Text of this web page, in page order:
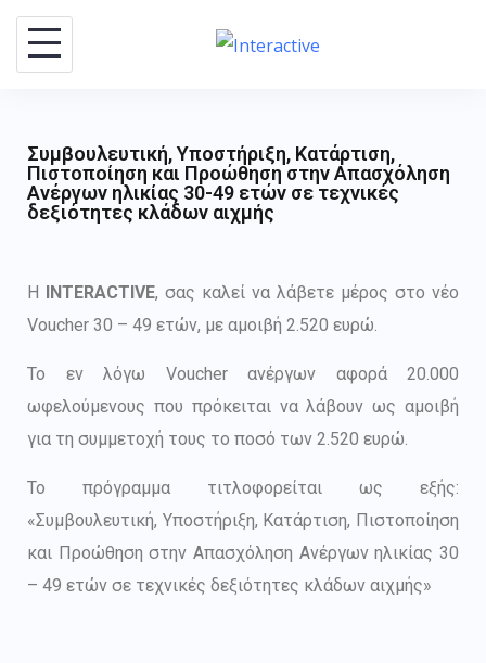
Συμβουλευτική, Υποστήριξη, Κατάρτιση,
Πιστοποίηση και Προώθηση στην Απασχόληση
Ανέργων ηλικίας 30-49 ετών σε τεχνικές
δεξιότητες κλάδων αιχμής
Η INTERACTIVE, σας καλεί να λάβετε μέρος στο νέο
Voucher 30 – 49 ετών, με αμοιβή 2.520 ευρώ.
Το εν λόγω Voucher ανέργων αφορά 20.000
ωφελούμενους που πρόκειται να λάβουν ως αμοιβή
για τη συμμετοχή τους το ποσό των 2.520 ευρώ.
Το πρόγραμμα τιτλοφορείται ως εξής:
«Συμβουλευτική, Υποστήριξη, Κατάρτιση, Πιστοποίηση
και Προώθηση στην Απασχόληση Ανέργων ηλικίας 30
– 49 ετών σε τεχνικές δεξιότητες κλάδων αιχμής»